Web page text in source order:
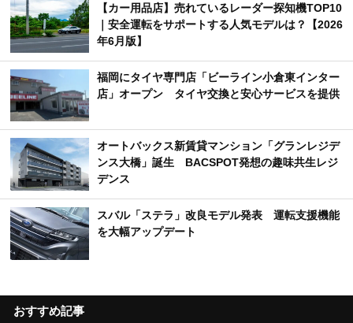
【カー用品店】売れているレーダー探知機TOP10
｜安全運転をサポートする人気モデルは？【2026
年6月版】
福岡にタイヤ専門店「ビーライン小倉東インター
店」オープン タイヤ交換と安心サービスを提供
オートバックス新賃貸マンション「グランレジデ
ンス大橋」誕生 BACSPOT発想の趣味共生レジ
デンス
スバル「ステラ」改良モデル発表 運転支援機能
を大幅アップデート
おすすめ記事